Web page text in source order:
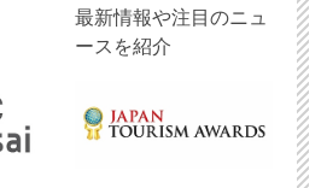
最新情報や注目のニュ
ースを紹介